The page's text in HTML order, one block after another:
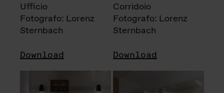
Ufficio
Fotografo: Lorenz
Sternbach
Download
Corridoio
Fotografo: Lorenz
Sternbach
Download